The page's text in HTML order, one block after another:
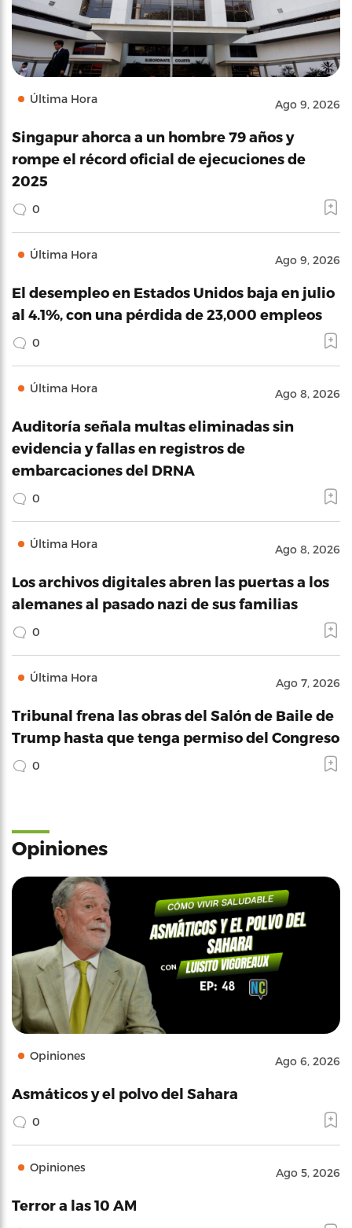
Última Hora Ago 9, 2026
Singapur ahorca a un hombre 79 años y
rompe el récord oficial de ejecuciones de
2025
0
Última Hora Ago 9, 2026
El desempleo en Estados Unidos baja en julio
al 4.1%, con una pérdida de 23,000 empleos
0
Última Hora Ago 8, 2026
Auditoría señala multas eliminadas sin
evidencia y fallas en registros de
embarcaciones del DRNA
0
Última Hora Ago 8, 2026
Los archivos digitales abren las puertas a los
alemanes al pasado nazi de sus familias
0
Última Hora Ago 7, 2026
Tribunal frena las obras del Salón de Baile de
Trump hasta que tenga permiso del Congreso
0
Opiniones
Opiniones Ago 6, 2026
Asmáticos y el polvo del Sahara
0
Opiniones Ago 5, 2026
Terror a las 10 AM